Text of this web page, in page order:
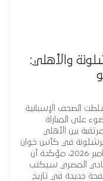
والأهلي:
الصحف الإسبانية
على المباراة
بين الأهلي
في كأس خوان
جامبر 2026، مؤكدة أن
المصري سيكتب
جديدة في تاريخ